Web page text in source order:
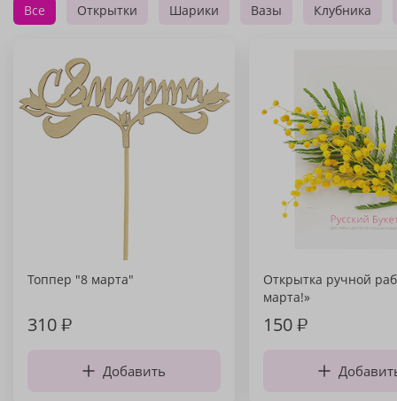
Все Открытки Шарики Вазы Клубника
Топпер "8 марта"
310₽
Добавить
Открытка ручной
марта!»
150₽